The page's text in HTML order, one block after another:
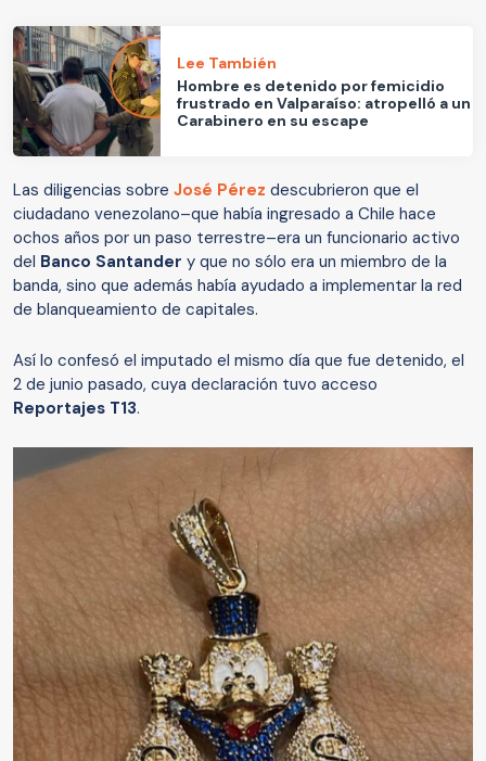
Lee También
Hombre es detenido por femicidio
frustrado en Valparaíso: atropelló a un
Carabinero en su escape
Las diligencias sobre José Pérez descubrieron que el
ciudadano venezolano–que había ingresado a Chile hace
ochos años por un paso terrestre–era un funcionario activo
del Banco Santander y que no sólo era un miembro de la
banda, sino que además había ayudado a implementar la red
de blanqueamiento de capitales.
Así lo confesó el imputado el mismo día que fue detenido, el
2 de junio pasado, cuya declaración tuvo acceso
Reportajes T13.